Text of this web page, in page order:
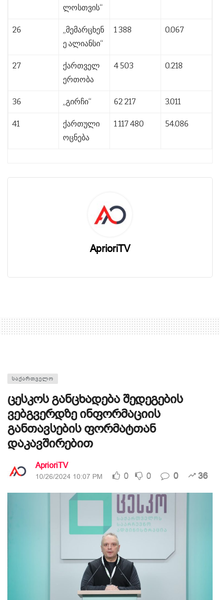
ლოსთვის“
26
„მემარცხენ
ე ალიანსი“
1 388 0.067
27
ქართველ
ერთობა
4 503 0.218
36 „გირჩი“ 62 217 3.011
41
ქართული
ოცნება
1 117 480 54.086
AprioriTV
ᲡᲐᲥᲐᲠᲗᲕᲔᲚᲝ
ცესკოს განცხადება შედეგების
ვებგვერდზე ინფორმაციის
განთავსების ფორმატთან
დაკავშირებით
AprioriTV
10/26/2024 10:07 PM 0 0 0 36